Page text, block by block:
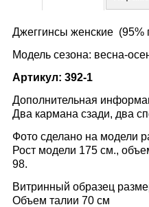
Джеггинсы женские (95%
Модель сезона: весна-
Артикул: 392-1
Дополнительная
Два кармана сзади, два
Фото сделано на модели
Рост модели 175 см.,
98.
Витринный образец
Объем талии 70 см